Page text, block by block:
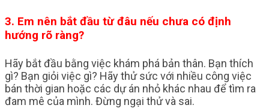
3. Em nên bắt đầu từ đâu nếu chưa có định
hướng rõ ràng?
Hãy bắt đầu bằng việc khám phá bản thân. Bạn thích
gì? Bạn giỏi việc gì? Hãy thử sức với nhiều công việc
bán thời gian hoặc các dự án nhỏ khác nhau để tìm ra
đam mê của mình. Đừng ngại thử và sai.